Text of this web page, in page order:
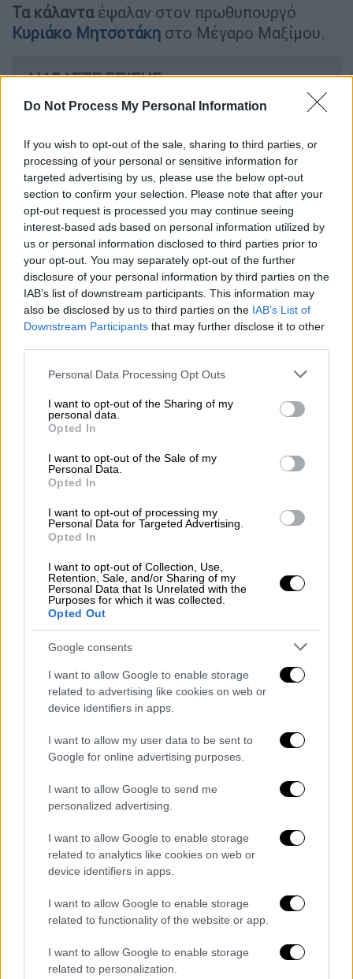
Do Not Process My Personal Information
If you wish to opt-out of the sale, sharing to third parties, or
processing of your personal or sensitive information for
targeted advertising by us, please use the below opt-out
section to confirm your selection. Please note that after your
opt-out request is processed you may continue seeing
interest-based ads based on personal information utilized by
us or personal information disclosed to third parties prior to
your opt-out. You may separately opt-out of the further
disclosure of your personal information by third parties on the
IAB’s list of downstream participants. This information may
also be disclosed by us to third parties on the IAB’s List of
Downstream Participants that may further disclose it to other
Please note that this website/app uses one or more Google
not limited to your visit or usage behaviour. You may click to
grant or deny consent to Google and its third-party tags to
use your data for below specified purposes in below Google
consent section.
Personal Data Processing Opt Outs
I want to opt-out of the Sharing of my
personal data.
Opted In
I want to opt-out of the Sale of my
Personal Data.
Opted In
I want to opt-out of processing my
Personal Data for Targeted Advertising.
Opted In
I want to opt-out of Collection, Use,
Retention, Sale, and/or Sharing of my
Personal Data that Is Unrelated with the
Purposes for which it was collected.
Opted Out
Google consents
I want to allow Google to enable storage
related to advertising like cookies on web or
device identifiers in apps.
I want to allow my user data to be sent to
Google for online advertising purposes.
I want to allow Google to send me
personalized advertising.
I want to allow Google to enable storage
related to analytics like cookies on web or
device identifiers in apps.
I want to allow Google to enable storage
related to functionality of the website or app.
I want to allow Google to enable storage
related to personalization.
Τα κάλανταέψαλαν στον πρωθυπουργό
Κυριάκο Μητσοτάκη στο Μέγαρο Μαξίμου.
ΔΙΑΒΑΣΤΕ ΕΠΙΣΗΣ
Πολιτική|24.12.2024 06:52
Τι ζήτησε ο Μητσοτάκης από τους
υπουργούς: Το περιεχόμενο των
«μπλε φακέλων» για το 2025
Ποιοι του τα έψαλαν
Ο πρωθυπουργός υποδέχεται σήμερα
παραμονή των Χριστουγέννωντο Λύκειο
των Ελληνίδων, το Σώμα Ελληνικού
Οδηγισμού και το Μουσικό Σχολείο
Πτολεμαΐδας για τα παραδοσιακά κάλαντα.
Ο πρωθυπουργός άκουσε τα κάλαντα μαζί με
την οικογένειά του.
Τη σύζυγό του Μαρέβα
Δάφνη.
Κάλαντα στον πρωθυπουργό/Eurokinissi (gallery)